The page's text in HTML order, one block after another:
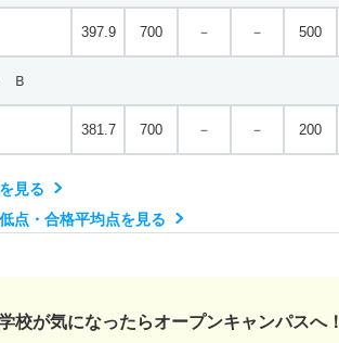
397.9 700 － － 500
Ｂ
381.7 700 － － 200
見る
点・合格平均点を見る
校が気になったらオープンキャンパスへ！